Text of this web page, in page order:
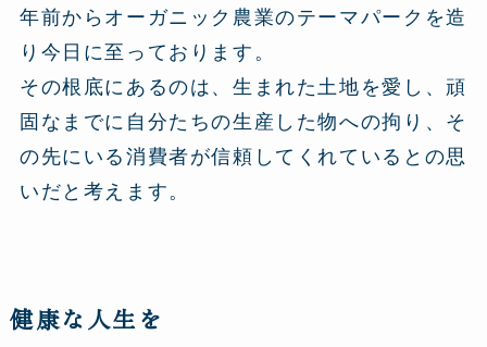
年前からオーガニック農業のテーマパークを造
り今日に至っております。
その根底にあるのは、生まれた土地を愛し、頑
固なまでに自分たちの生産した物への拘り、そ
の先にいる消費者が信頼してくれているとの思
いだと考えます。
健康な人生を